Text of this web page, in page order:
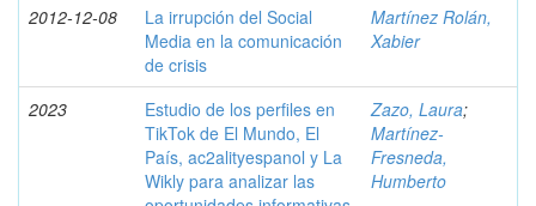
2012-12-08
La irrupción del Social
Media en la comunicación
de crisis
Martínez Rolán,
Xabier
2023
Estudio de los perfiles en
TikTok de El Mundo, El
País, ac2alityespanol y La
Wikly para analizar las
Zazo, Laura;
Martínez-
Fresneda,
Humberto